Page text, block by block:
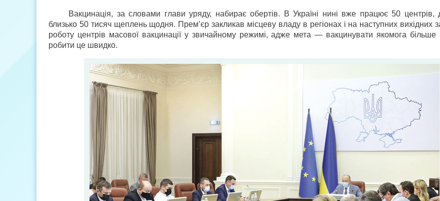
Вакцинація, за словами глави уряду, набирає обертів. В Україні нині вже працює 50 центрів,
близько 50 тисяч щеплень щодня. Прем’єр закликав місцеву владу в регіонах і на наступних вихідних
роботу центрів масової вакцинації у звичайному режимі, адже мета — вакцинувати якомога більше
робити це швидко.